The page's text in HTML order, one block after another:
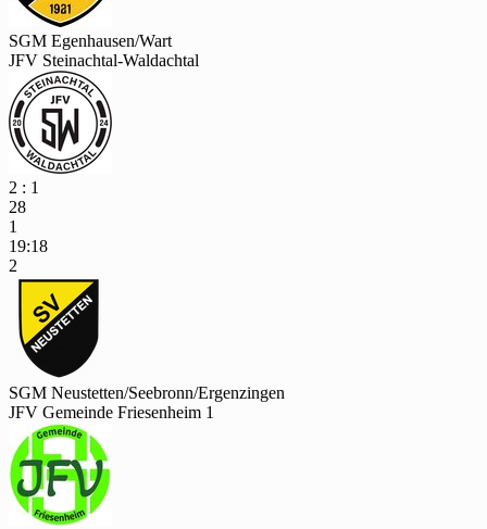
SGM Egenhausen/Wart
JFV Steinachtal-Waldachtal
2 : 1
28
1
19:18
2
SGM Neustetten/Seebronn/Ergenzingen
JFV Gemeinde Friesenheim 1